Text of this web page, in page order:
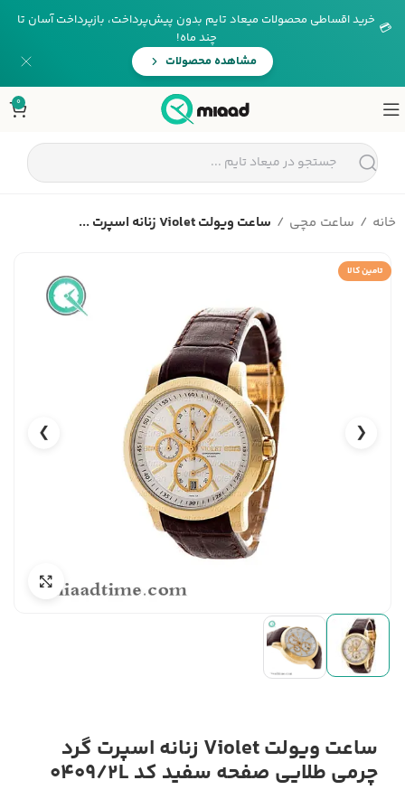
💳 خرید اقساطی محصولات میعاد تایم بدون پیش‌پرداخت، بازپرداخت آسان تا
چند ماه!
مشاهده محصولات
0
خانه ساعت مچی ساعت ویولت Violet زنانه اسپرت ...
تامین کالا
❮
❯
ساعت ویولت Violet زنانه اسپرت گرد
چرمی طلایی صفحه سفید کد 0409/2L